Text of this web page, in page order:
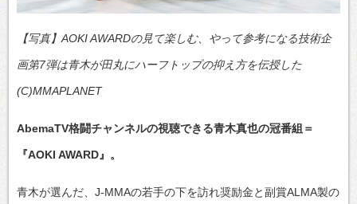
【写真】AOKI AWARDの見て楽しむ、やって参考になる技術企
画第7弾は青木が田丸にハーフトップの抑え方を伝授した
(C)MMAPLANET
AbemaTV格闘チャンネルの視聴できる青木真也の冠番組＝
『AOKI AWARD』。
青木が選んだ、J-MMAの若手の下を訪れ奨励金と副賞ALMA製の